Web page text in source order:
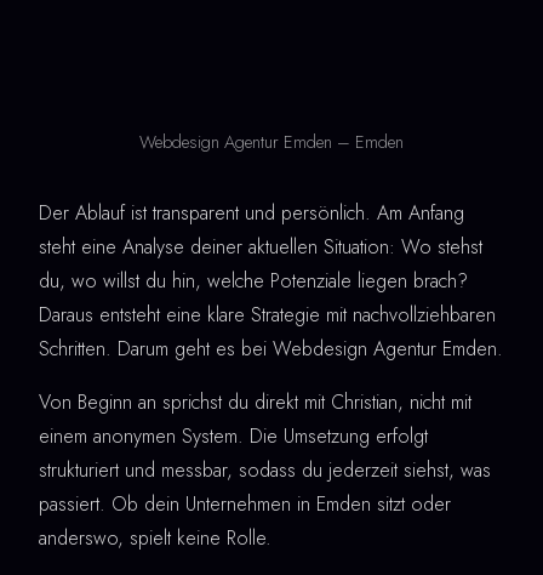
Webdesign Agentur Emden – Emden
Der Ablauf ist transparent und persönlich. Am Anfang
steht eine Analyse deiner aktuellen Situation: Wo stehst
du, wo willst du hin, welche Potenziale liegen brach?
Daraus entsteht eine klare Strategie mit nachvollziehbaren
Schritten. Darum geht es bei Webdesign Agentur Emden.
Von Beginn an sprichst du direkt mit Christian, nicht mit
einem anonymen System. Die Umsetzung erfolgt
strukturiert und messbar, sodass du jederzeit siehst, was
passiert. Ob dein Unternehmen in Emden sitzt oder
anderswo, spielt keine Rolle.